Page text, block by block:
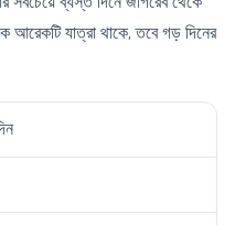
আরেকটি যাত্রা থাকে, তবে গড় দিনের